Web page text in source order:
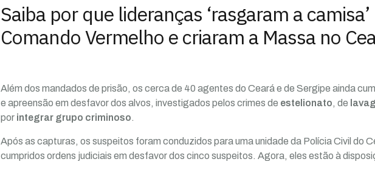
Saiba por que lideranças ‘rasgaram a
Comando Vermelho e criaram a Massa no
Além dos mandados de prisão, os cerca de 40 agentes do Ceará e de Sergipe ainda
e apreensão em desfavor dos alvos, investigados pelos crimes de estelionato, de
por integrar grupo criminoso.
Após as capturas, os suspeitos foram conduzidos para uma unidade da Polícia Civil do
cumpridos ordens judiciais em desfavor dos cinco suspeitos. Agora, eles estão à